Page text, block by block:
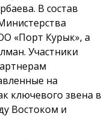
В состав
«Порт Курык», а
Участники
на
ключевого звена в
Востоком и